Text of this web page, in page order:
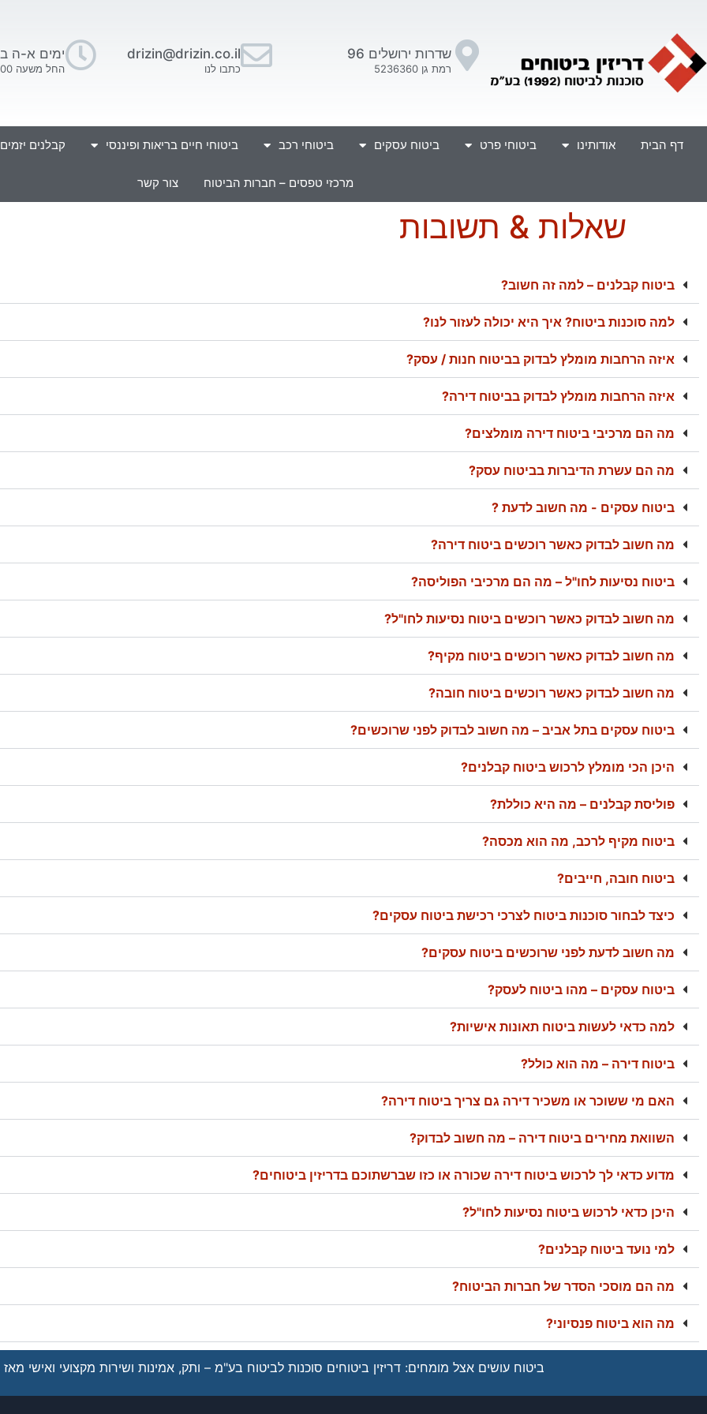
שדרות ירושלים 96
רמת גן 5236360
drizin@drizin.co.il
כתבו לנו
ימים א-ה בין
החל משעה 16:00 בתאום מראש.
דף הבית אודותינו ביטוחי פרט ביטוח עסקים ביטוחי רכב ביטוחי חיים בריאות ופיננסי קבלנים
מרכזי טפסים – חברות הביטוח צור קשר
שאלות & תשובות
ביטוח קבלנים – למה זה חשוב?
למה סוכנות ביטוח? איך היא יכולה לעזור לנו?
איזה הרחבות מומלץ לבדוק בביטוח חנות / עסק?
איזה הרחבות מומלץ לבדוק בביטוח דירה?
מה הם מרכיבי ביטוח דירה מומלצים?
מה הם עשרת הדיברות בביטוח עסק?
ביטוח עסקים - מה חשוב לדעת ?
מה חשוב לבדוק כאשר רוכשים ביטוח דירה?
ביטוח נסיעות לחו"ל – מה הם מרכיבי הפוליסה?
מה חשוב לבדוק כאשר רוכשים ביטוח נסיעות לחו"ל?
מה חשוב לבדוק כאשר רוכשים ביטוח מקיף?
מה חשוב לבדוק כאשר רוכשים ביטוח חובה?
ביטוח עסקים בתל אביב – מה חשוב לבדוק לפני שרוכשים?
היכן הכי מומלץ לרכוש ביטוח קבלנים?
פוליסת קבלנים – מה היא כוללת?
ביטוח מקיף לרכב, מה הוא מכסה?
ביטוח חובה, חייבים?
כיצד לבחור סוכנות ביטוח לצרכי רכישת ביטוח עסקים?
מה חשוב לדעת לפני שרוכשים ביטוח עסקים?
ביטוח עסקים – מהו ביטוח לעסק?
למה כדאי לעשות ביטוח תאונות אישיות?
ביטוח דירה – מה הוא כולל?
האם מי ששוכר או משכיר דירה גם צריך ביטוח דירה?
השוואת מחירים ביטוח דירה – מה חשוב לבדוק?
מדוע כדאי לך לרכוש ביטוח דירה שכורה או כזו שברשתוכם בדריזין ביטוחים?
היכן כדאי לרכוש ביטוח נסיעות לחו"ל?
למי נועד ביטוח קבלנים?
מה הם מוסכי הסדר של חברות הביטוח?
מה הוא ביטוח פנסיוני?
ביטוח עושים אצל מומחים: דריזין ביטוחים סוכנות לביטוח בע"מ – ותק, אמינות ושירות מקצועי ואישי מאז 1962